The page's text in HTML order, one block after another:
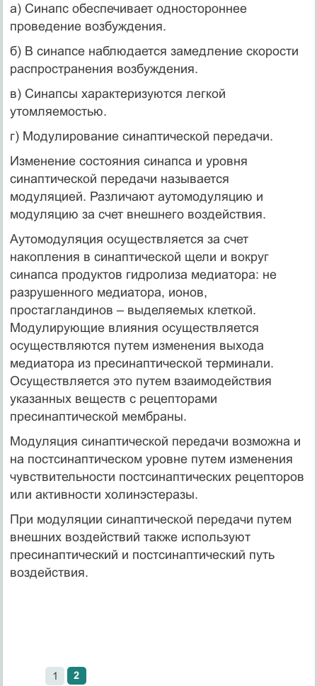
а) Синапс обеспечивает одностороннее
проведение возбуждения.
б) В синапсе наблюдается замедление скорости
распространения возбуждения.
в) Синапсы характеризуются легкой
утомляемостью.
г) Модулирование синаптической передачи.
Изменение состояния синапса и уровня
синаптической передачи называется
модуляцией. Различают аутомодуляцию и
модуляцию за счет внешнего воздействия.
Аутомодуляция осуществляется за счет
накопления в синаптической щели и вокруг
синапса продуктов гидролиза медиатора: не
разрушенного медиатора, ионов,
простагландинов – выделяемых клеткой.
Модулирующие влияния осуществляется
осуществляются путем изменения выхода
медиатора из пресинаптической терминали.
Осуществляется это путем взаимодействия
указанных веществ с рецепторами
пресинаптической мембраны.
Модуляция синаптической передачи возможна и
на постсинаптическом уровне путем изменения
чувствительности постсинаптических рецепторов
или активности холинэстеразы.
При модуляции синаптической передачи путем
внешних воздействий также используют
пресинаптический и постсинаптический путь
воздействия.
1 2